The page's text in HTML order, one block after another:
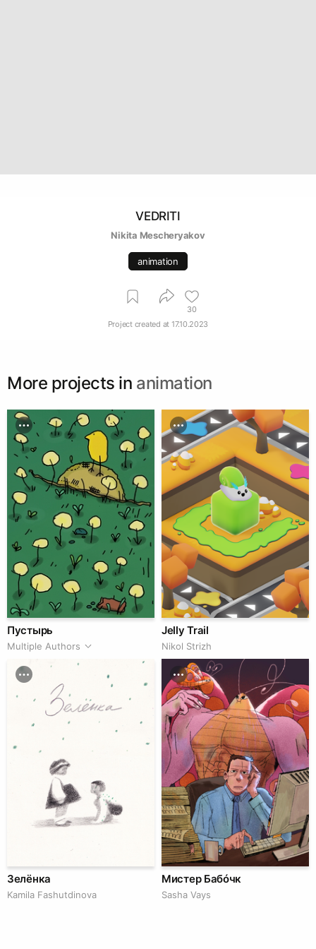
VEDRITI
Nikita Mescheryakov
animation
30
Project created at 17.10.2023
More projects in animation
Пустырь
Multiple Authors
Jelly Trail
Nikol Strizh
Зелёнка
Kamila Fashutdinova
Мистер Бабóчк
Sasha Vays